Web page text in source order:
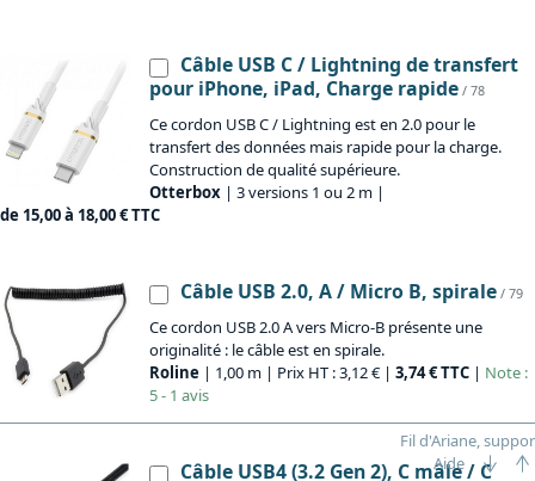
Câble USB C / Lightning de transfert
pour iPhone, iPad, Charge rapide / 78
Ce cordon USB C / Lightning est en 2.0 pour le
transfert des données mais rapide pour la charge.
Construction de qualité supérieure.
Otterbox | 3 versions 1 ou 2 m |
de 15,00 à 18,00 € TTC
Câble USB 2.0, A / Micro B, spirale / 79
Ce cordon USB 2.0 A vers Micro-B présente une
originalité : le câble est en spirale.
Roline | 1,00 m | Prix HT : 3,12 € | 3,74 € TTC | Note :
5 - 1 avis
Câble USB4 (3.2 Gen 2), C mâle / C
Fil d'Ariane,
Aide